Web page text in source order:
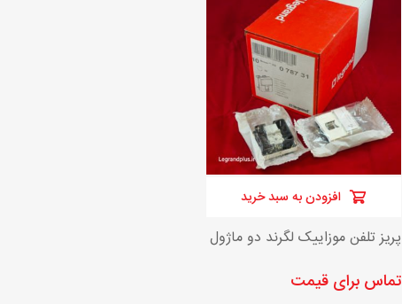
پریز تلفن موزاییک لگرند دو ماژول
تماس برای قیمت
افزودن به سبد خرید